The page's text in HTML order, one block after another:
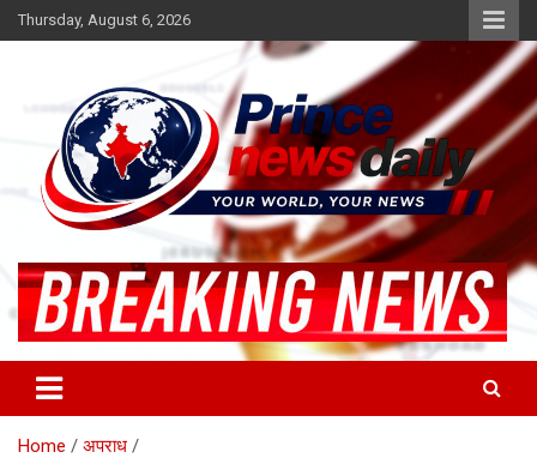
Skip
to
Thursday, August 6, 2026
Princenews Daily
Home
अपराध